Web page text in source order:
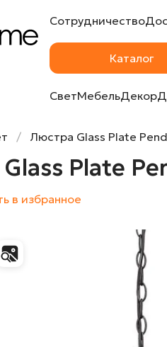
Сотрудничество
Каталог
СветМебельДекор
Люстра Glass Plate
Plate
в избранное
Plate Pendant #6 Black